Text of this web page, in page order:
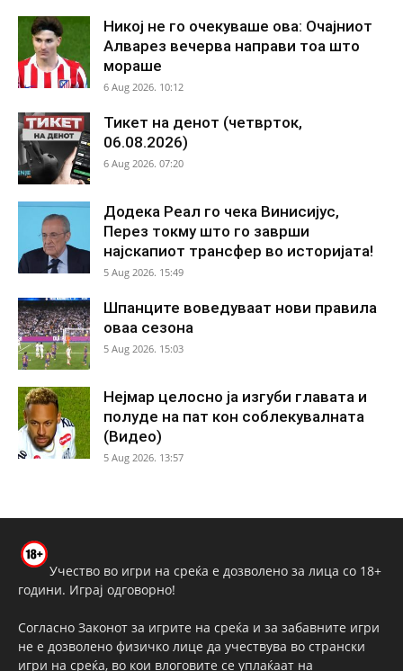
Никој не го очекуваше ова: Очајниот
Алварез вечерва направи тоа што
мораше
6 Aug 2026. 10:12
Тикет на денот (четврток,
06.08.2026)
6 Aug 2026. 07:20
Додека Реал го чека Винисијус,
Перез токму што го заврши
најскапиот трансфер во историјата!
5 Aug 2026. 15:49
Шпанците воведуваат нови правила
оваа сезона
5 Aug 2026. 15:03
Нејмар целосно ја изгуби главата и
полуде на пат кон соблекувалната
(Видео)
5 Aug 2026. 13:57
Учество во игри на среќа е дозволено за лица со 18+
години. Играј одговорно!
Согласно Законот за игрите на среќа и за забавните игри
не е дозволено физичко лице да учествува во странски
игри на среќа, во кои влоговите се уплаќаат на